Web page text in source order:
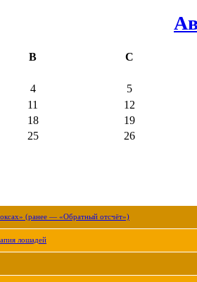
В С
4
5
11
12
18
19
25
26
(ранее — «Обратный отсчёт»)
лошадей